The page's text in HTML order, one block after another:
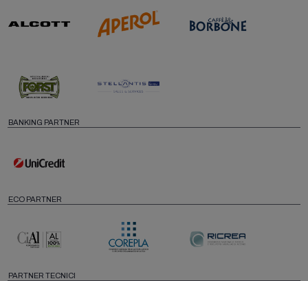
BANKING PARTNER
ECO PARTNER
PARTNER TECNICI